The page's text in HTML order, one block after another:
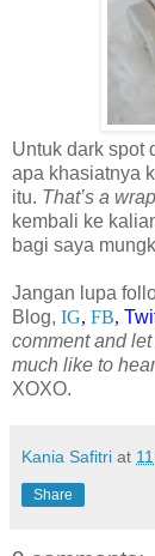
Untuk dark spot
apa khasiatnya
itu. That’s a
kembali ke
bagi saya
Jangan lupa
Blog, IG, FB,
comment and
much like to
XOXO.
Kania Safitri at
Share